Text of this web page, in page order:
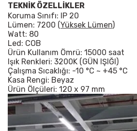
TEKNİK ÖZELLİKLER
Koruma Sınıfı: IP 20
Lümen: 7200 (Yüksek Lümen)
Watt: 80
Led: COB
Ürün Kullanım Ömrü: 15000 saat
Işık Renkleri: 3200K (GÜN IŞIĞI)
Çalışma Sıcaklığı: -10 °C ~ +45 °C
Kasa Rengi: Beyaz
Ürün Ölçüleri: 120 x 97 mm